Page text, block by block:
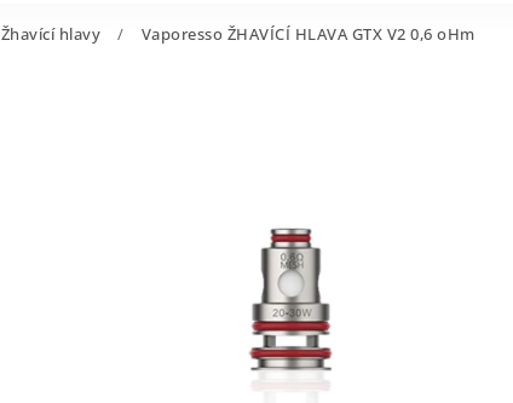
Žhavící hlavy / Vaporesso ŽHAVÍCÍ HLAVA GTX V2 0,6 oHm